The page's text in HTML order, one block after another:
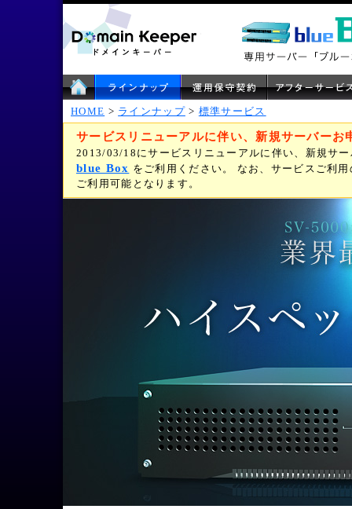
HOME > ラインナップ> 標準サービス
サービスリニューアルに伴い、新規サーバー
2013/03/18にサービスリニューアルに伴い、新規サ
blue Box をご利用ください。 なお、サービスご利
ご利用可能となります。